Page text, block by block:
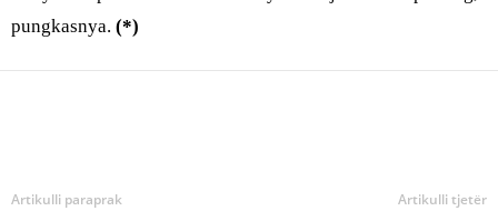
pungkasnya. (*)
Artikulli paraprak Artikulli tjetër